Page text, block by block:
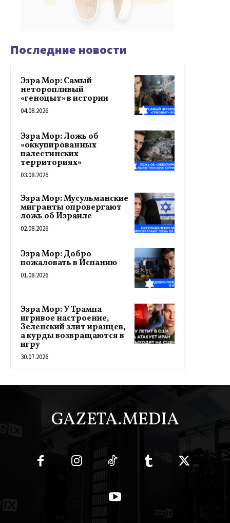
Последние новости
Эзра Мор: Самый
неторопливый
«геноцыт» в истории
04.08.2026
Эзра Мор: Ложь об
«оккупированных
палестинских
территориях»
03.08.2026
Эзра Мор: Мусульманские
мигранты опровергают
ложь об Израиле
02.08.2026
Эзра Мор: Добро
пожаловать в Испанию
01.08.2026
Эзра Мор: У Трампа
игривое настроение,
Зеленский злит иранцев,
а курды возвращаются в
игру
30.07.2026
GAZETA.MEDIA